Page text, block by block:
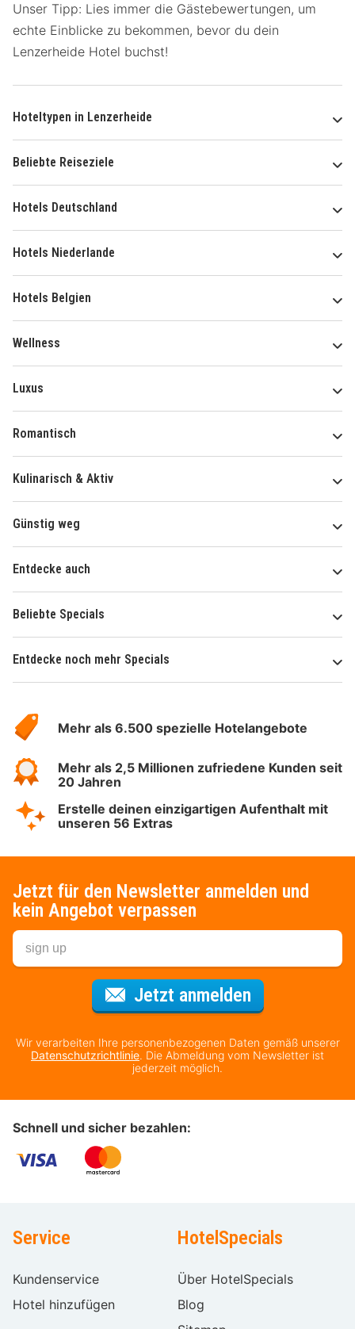
Unser Tipp: Lies immer die Gästebewertungen, um
echte Einblicke zu bekommen, bevor du dein
Lenzerheide Hotel buchst!
Hoteltypen in Lenzerheide
Beliebte Reiseziele
Hotels Deutschland
Hotels Niederlande
Hotels Belgien
Wellness
Luxus
Romantisch
Kulinarisch & Aktiv
Günstig weg
Entdecke auch
Beliebte Specials
Entdecke noch mehr Specials
Hotelspecials
Mehr als 6.500 spezielle Hotelangebote
Mehr als 2,5 Millionen zufriedene Kunden seit
20 Jahren
Erstelle deinen einzigartigen Aufenthalt mit
unseren 56 Extras
Jetzt für den Newsletter anmelden und
kein Angebot verpassen
Jetzt anmeldenFür den
Wir verarbeiten Ihre personenbezogenen Daten gemäß unserer
Datenschutzrichtlinie. Die Abmeldung vom Newsletter ist
jederzeit möglich.
Schnell und sicher bezahlen:
Service
Kundenservice
Hotel hinzufügen
HotelSpecials
Über HotelSpecials
Blog